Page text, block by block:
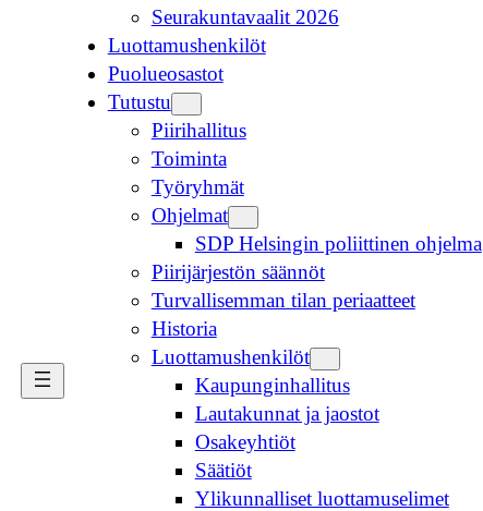
Seurakuntavaalit 2026
Luottamushenkilöt
Puolueosastot
Tutustu
Piirihallitus
Toiminta
Työryhmät
Ohjelmat
SDP Helsingin poliittinen ohjelma
Piirijärjestön säännöt
Turvallisemman tilan periaatteet
Historia
Luottamushenkilöt
Kaupunginhallitus
Lautakunnat ja jaostot
Osakeyhtiöt
Säätiöt
Ylikunnalliset luottamuselimet